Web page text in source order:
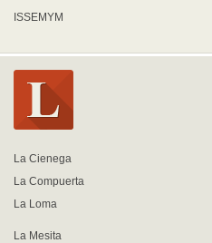
ISSEMYM
La Cienega
La Compuerta
La Loma
La Mesita